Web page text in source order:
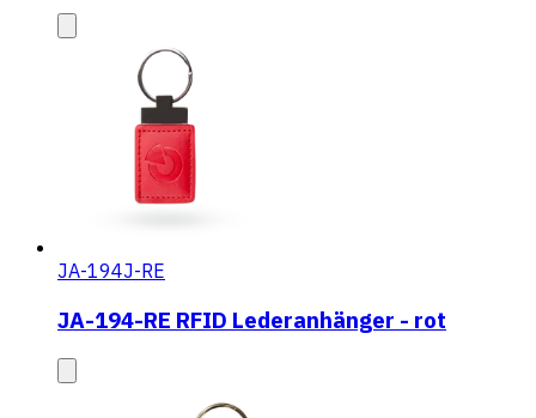
JA-194J-RE
JA-194-RE RFID Lederanhänger - rot